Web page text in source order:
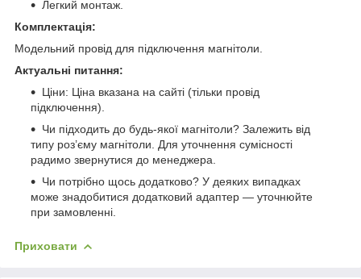
Легкий монтаж.
Комплектація:
Модельний провід для підключення магнітоли.
Актуальні питання:
Ціни: Ціна вказана на сайті (тільки провід
підключення).
Чи підходить до будь-якої магнітоли? Залежить від
типу роз’єму магнітоли. Для уточнення сумісності
радимо звернутися до менеджера.
Чи потрібно щось додатково? У деяких випадках
може знадобитися додатковий адаптер — уточнюйте
при замовленні.
Приховати